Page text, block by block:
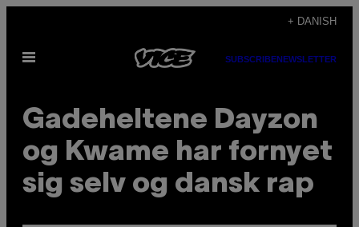
indhold
+ DANISH
Åbn
SUBSCRIBENEWSLETTER
Gadeheltene Dayzon
og Kwame har fornyet
sig selv og dansk rap